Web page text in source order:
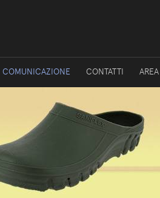
COMUNICAZIONE CONTATTI